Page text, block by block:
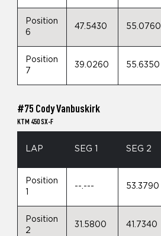
Position
6
47.5430 55.0760
Position
7
39.0260 55.6350
#75 Cody Vanbuskirk
KTM 450 SX-F
LAP SEG 1 SEG 2
Position
--.--- 53.3790
Position
2
31.5800 41.7340